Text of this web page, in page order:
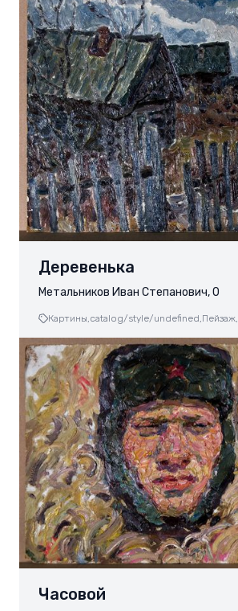
Деревенька
Метальников Иван Степанович, 0
Картины,catalog/style/undefined,Пейзаж,
Часовой